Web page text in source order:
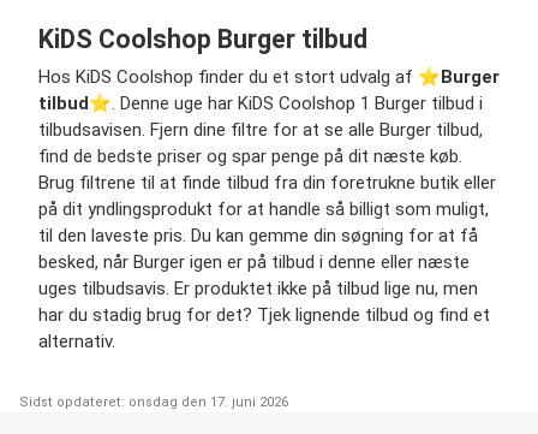
KiDS Coolshop Burger tilbud
Hos KiDS Coolshop finder du et stort udvalg af ⭐️Burger
tilbud⭐️. Denne uge har KiDS Coolshop 1 Burger tilbud i
tilbudsavisen. Fjern dine filtre for at se alle Burger tilbud,
find de bedste priser og spar penge på dit næste køb.
Brug filtrene til at finde tilbud fra din foretrukne butik eller
på dit yndlingsprodukt for at handle så billigt som muligt,
til den laveste pris. Du kan gemme din søgning for at få
besked, når Burger igen er på tilbud i denne eller næste
uges tilbudsavis. Er produktet ikke på tilbud lige nu, men
har du stadig brug for det? Tjek lignende tilbud og find et
alternativ.
Sidst opdateret: onsdag den 17. juni 2026